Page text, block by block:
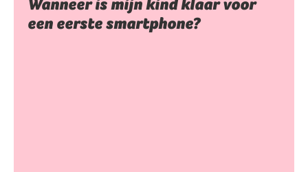
Wanneer is mijn kind klaar voor
een eerste smartphone?